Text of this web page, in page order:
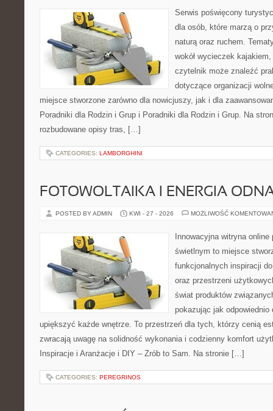
Serwis poświęcony
dla osób, które marzą o
naturą oraz ruchem.
wokół wycieczek
czytelnik może znaleźć
dotyczące organizacji
miejsce stworzone zarówno dla nowicjuszy, jak i dla
Poradniki dla Rodzin i Grup i Poradniki dla Rodzin i Grup. Na
rozbudowane opisy tras, […]
CATEGORIES: LAMBORGHINI
FOTOWOLTAIKA I ENERGIA
POSTED BY ADMIN KWI - 27 - 2026 MOŻLIWOŚĆ
Innowacyjna witryna
świetlnym to miejsce
funkcjonalnych inspiracji
oraz przestrzeni
świat produktów
pokazując jak odpowiednio
upiększyć każde wnętrze. To przestrzeń dla tych, którzy cenią
zwracają uwagę na solidność wykonania i codzienny komfort
Inspiracje i Aranżacje i DIY – Zrób to Sam. Na stronie […]
CATEGORIES: PEREGRINOS